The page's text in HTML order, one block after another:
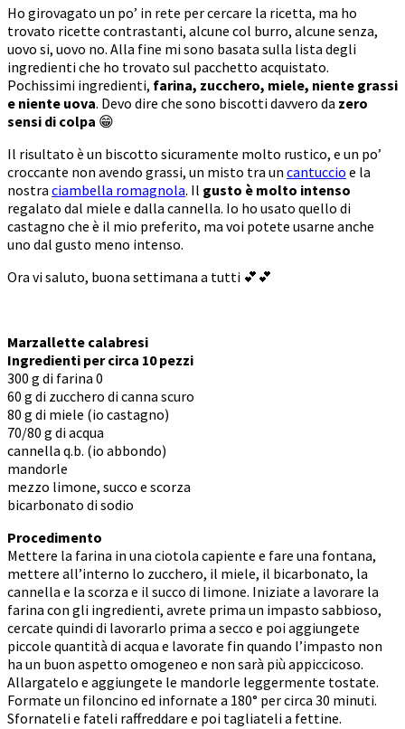
Ho girovagato un po’ in rete per cercare la ricetta, ma ho
trovato ricette contrastanti, alcune col burro, alcune senza,
uovo si, uovo no. Alla fine mi sono basata sulla lista degli
ingredienti che ho trovato sul pacchetto acquistato.
Pochissimi ingredienti, farina, zucchero, miele, niente grassi
e niente uova. Devo dire che sono biscotti davvero da zero
sensi di colpa 😁
Il risultato è un biscotto sicuramente molto rustico, e un po’
croccante non avendo grassi, un misto tra un cantuccio e la
nostra ciambella romagnola. Il gusto è molto intenso
regalato dal miele e dalla cannella. Io ho usato quello di
castagno che è il mio preferito, ma voi potete usarne anche
uno dal gusto meno intenso.
Ora vi saluto, buona settimana a tutti 💕💕
Marzallette calabresi
Ingredienti per circa 10 pezzi
300 g di farina 0
60 g di zucchero di canna scuro
80 g di miele (io castagno)
70/80 g di acqua
cannella q.b. (io abbondo)
mandorle
mezzo limone, succo e scorza
bicarbonato di sodio
Procedimento
Mettere la farina in una ciotola capiente e fare una fontana,
mettere all’interno lo zucchero, il miele, il bicarbonato, la
cannella e la scorza e il succo di limone. Iniziate a lavorare la
farina con gli ingredienti, avrete prima un impasto sabbioso,
cercate quindi di lavorarlo prima a secco e poi aggiungete
piccole quantità di acqua e lavorate fin quando l’impasto non
ha un buon aspetto omogeneo e non sarà più appiccicoso.
Allargatelo e aggiungete le mandorle leggermente tostate.
Formate un filoncino ed infornate a 180° per circa 30 minuti.
Sfornateli e fateli raffreddare e poi tagliateli a fettine.